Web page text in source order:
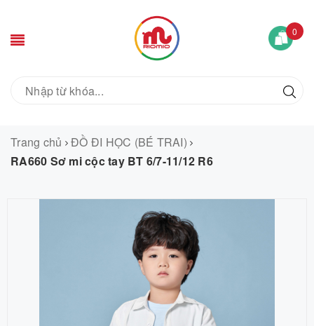
0
Trang chủ
ĐỒ ĐI HỌC (BÉ TRAI)
RA660 Sơ mi cộc tay BT 6/7-11/12 R6